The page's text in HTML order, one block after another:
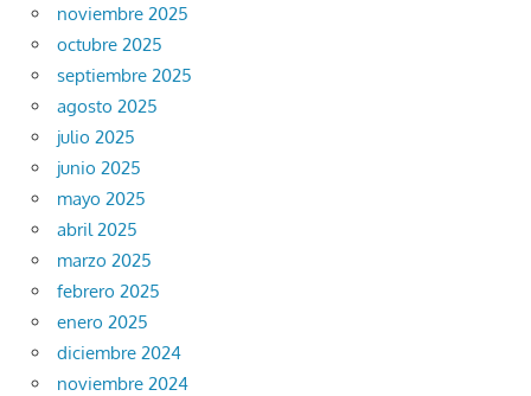
noviembre 2025
octubre 2025
septiembre 2025
agosto 2025
julio 2025
junio 2025
mayo 2025
abril 2025
marzo 2025
febrero 2025
enero 2025
diciembre 2024
noviembre 2024